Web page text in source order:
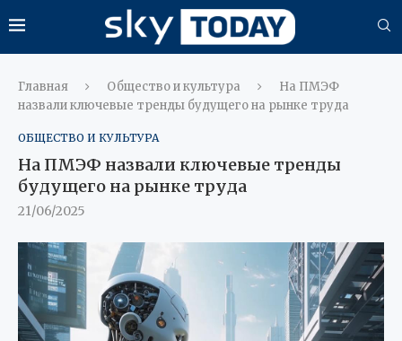
Главная Общество и культура
На ПМЭФ
назвали ключевые тренды будущего на рынке труда
ОБЩЕСТВО И КУЛЬТУРА
На ПМЭФ назвали ключевые тренды
будущего на рынке труда
21/06/2025